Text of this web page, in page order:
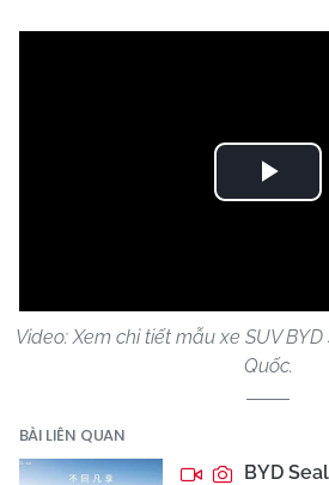
Play
Video: Xem chi tiết mẫu xe SUV
Quốc.
BÀI LIÊN QUAN
BYD